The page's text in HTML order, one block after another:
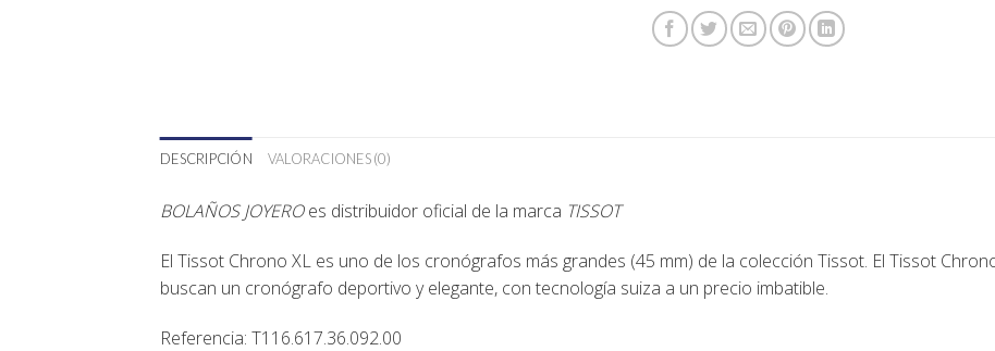
DESCRIPCIÓN VALORACIONES (0)
BOLAÑOS JOYEROes distribuidor oficial de la marca TISSOT
El Tissot Chrono XL es uno de los cronógrafos más grandes (45 mm) de la colección Tissot. El Tissot
buscan un cronógrafo deportivo y elegante, con tecnología suiza a un precio imbatible.
Referencia: T116.617.36.092.00